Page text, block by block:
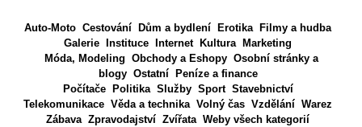
Auto-Moto Cestování Dům a bydlení Erotika
Filmy a hudba
Galerie
Instituce Internet Kultura
Marketing
Móda, Modeling Obchody a Eshopy Osobní stránky a
blogy Ostatní
Peníze a finance
Počítače
Politika Služby Sport Stavebnictví
Telekomunikace Věda a technika Volný čas Vzdělání Warez
Zábava Zpravodajství Zvířata Weby všech kategorií